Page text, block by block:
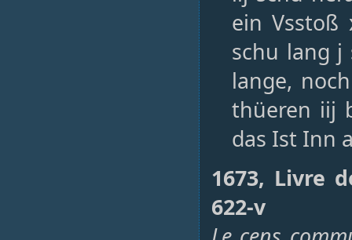
ein Vsstoß
schu lang j
lange,
thüeren iij
das Ist Inn
1673, Livre
622-v